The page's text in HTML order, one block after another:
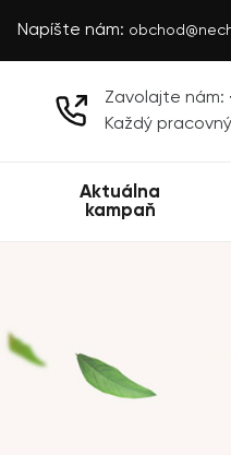
Napíšte nám:
Zavolajte nám:
Každý
Aktuálna
kampaň